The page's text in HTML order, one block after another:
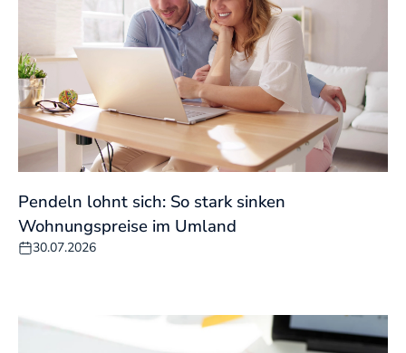
Pendeln lohnt sich: So stark sinken
Wohnungspreise im Umland
30.07.2026